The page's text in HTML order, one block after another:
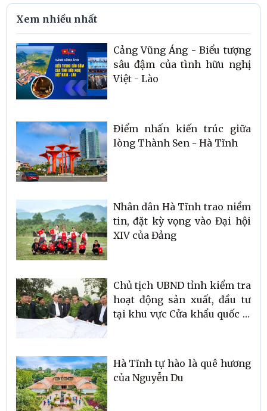
Xem nhiều nhất
Cảng Vũng Áng - Biểu tượng
sâu đậm của tình hữu nghị
Việt - Lào
Điểm nhấn kiến trúc giữa
lòng Thành Sen - Hà Tĩnh
Nhân dân Hà Tĩnh trao niềm
tin, đặt kỳ vọng vào Đại hội
XIV của Đảng
Chủ tịch UBND tỉnh kiểm tra
hoạt động sản xuất, đầu tư
tại khu vực Cửa khẩu quốc tế
Hà Tĩnh tự hào là quê hương
của Nguyễn Du